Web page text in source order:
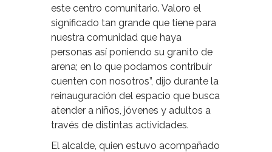
este centro comunitario. Valoro el
significado tan grande que tiene para
nuestra comunidad que haya
personas así poniendo su granito de
arena; en lo que podamos contribuir
cuenten con nosotros”, dijo durante la
reinauguración del espacio que busca
atender a niños, jóvenes y adultos a
través de distintas actividades.
El alcalde, quien estuvo acompañado